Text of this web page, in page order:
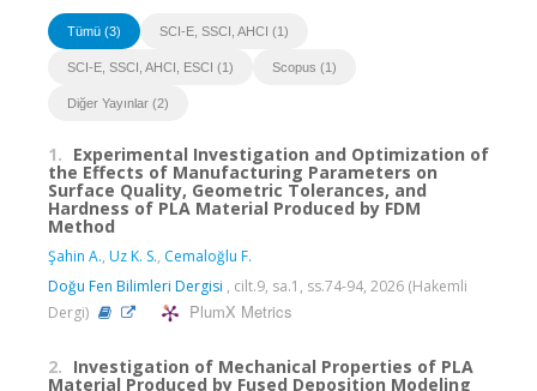
Tümü (3) SCI-E, SSCI, AHCI (1)
SCI-E, SSCI, AHCI, ESCI (1) Scopus (1)
Diğer Yayınlar (2)
1. Experimental Investigation and Optimization of
the Effects of Manufacturing Parameters on
Surface Quality, Geometric Tolerances, and
Hardness of PLA Material Produced by FDM
Method
Şahin A., Uz K. S., Cemaloğlu F.
Doğu Fen Bilimleri Dergisi , cilt.9, sa.1, ss.74-94, 2026 (Hakemli
Dergi)
PlumX Metrics
2. Investigation of Mechanical Properties of PLA
Material Produced by Fused Deposition Modeling